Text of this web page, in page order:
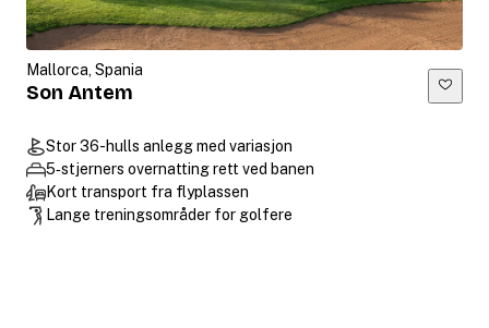
Mallorca, Spania
Son Antem
Stor 36-hulls anlegg med variasjon
5‑stjerners overnatting rett ved banen
Kort transport fra flyplassen
Lange treningsområder for golfere